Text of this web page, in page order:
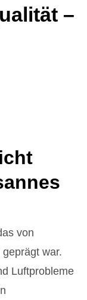
–
war.
Luftprobleme